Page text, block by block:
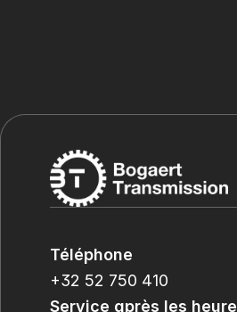
Téléphone
+32 52 750 410
Service après les